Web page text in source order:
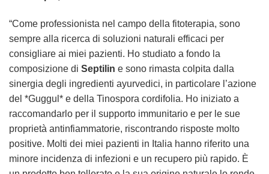
“Come professionista nel campo della fitoterapia, sono
sempre alla ricerca di soluzioni naturali efficaci per
consigliare ai miei pazienti. Ho studiato a fondo la
composizione di Septilin e sono rimasta colpita dalla
sinergia degli ingredienti ayurvedici, in particolare l’azione
del *Guggul* e della Tinospora cordifolia. Ho iniziato a
raccomandarlo per il supporto immunitario e per le sue
proprietà antinfiammatorie, riscontrando risposte molto
positive. Molti dei miei pazienti in Italia hanno riferito una
minore incidenza di infezioni e un recupero più rapido. È